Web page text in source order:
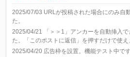
2025/07/03 URLが投稿された場合にのみ自
た。
2025/04/21 「＞＞1」アンカーを自動挿入
た。「このポストに返信」を押すだけで使え
2025/04/20 広告枠を設置。機能テスト中です